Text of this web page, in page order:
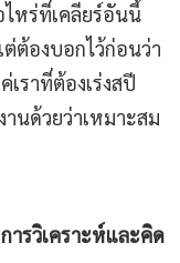
ไหร่ที่เคลียร์อันนี้
ต่ต้องบอกไว้ก่อนว่า
ราที่ต้องเร่งสปี
นด้วยว่าเหมาะสม
การวิเคราะห์และคิด